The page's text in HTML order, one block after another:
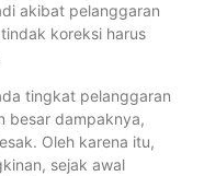
akibat pelanggaran
koreksi harus
tingkat pelanggaran
besar dampaknya,
Oleh karena itu,
sejak awal